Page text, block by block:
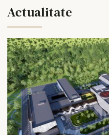
Actualitate